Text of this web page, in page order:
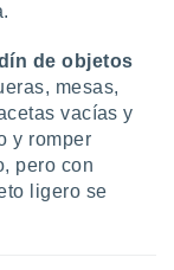
de objetos
mesas,
vacías y
y romper
pero con
ligero se